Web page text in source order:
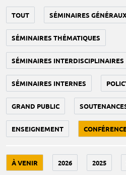
TOUT SÉMINAIRES
SÉMINAIRES THÉMATIQUES
SÉMINAIRES INTERDISCIPLINAIRES
SÉMINAIRES INTERNES
GRAND PUBLIC
ENSEIGNEMENT
À VENIR 2026 2025